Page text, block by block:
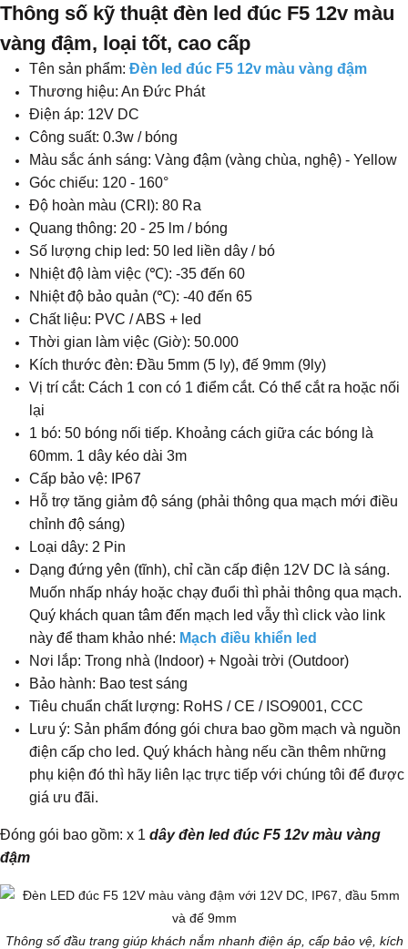
Thông số kỹ thuật đèn led đúc F5 12v màu
vàng đậm, loại tốt, cao cấp
Tên sản phẩm: Đèn led đúc F5 12v màu vàng đậm
Thương hiệu: An Đức Phát
Điện áp: 12V DC
Công suất: 0.3w / bóng
Màu sắc ánh sáng: Vàng đậm (vàng chùa, nghệ) - Yellow
Góc chiếu: 120 - 160°
Độ hoàn màu (CRI): 80 Ra
Quang thông: 20 - 25 lm / bóng
Số lượng chip led: 50 led liền dây / bó
Nhiệt độ làm việc (℃): -35 đến 60
Nhiệt độ bảo quản (℃): -40 đến 65
Chất liệu: PVC / ABS + led
Thời gian làm việc (Giờ): 50.000
Kích thước đèn: Đầu 5mm (5 ly), đế 9mm (9ly)
Vị trí cắt: Cách 1 con có 1 điểm cắt. Có thể cắt ra hoặc nối
lại
1 bó: 50 bóng nối tiếp. Khoảng cách giữa các bóng là
60mm. 1 dây kéo dài 3m
Cấp bảo vệ: IP67
Hỗ trợ tăng giảm độ sáng (phải thông qua mạch mới điều
chỉnh độ sáng)
Loại dây: 2 Pin
Dạng đứng yên (tĩnh), chỉ cần cấp điện 12V DC là sáng.
Muốn nhấp nháy hoặc chạy đuổi thì phải thông qua mạch.
Quý khách quan tâm đến mạch led vẫy thì click vào link
này để tham khảo nhé: Mạch điều khiển led
Nơi lắp: Trong nhà (Indoor) + Ngoài trời (Outdoor)
Bảo hành: Bao test sáng
Tiêu chuẩn chất lượng: RoHS / CE / ISO9001, CCC
Lưu ý: Sản phẩm đóng gói chưa bao gồm mạch và nguồn
điện cấp cho led. Quý khách hàng nếu cần thêm những
phụ kiện đó thì hãy liên lạc trực tiếp với chúng tôi để được
giá ưu đãi.
Đóng gói bao gồm: x 1 dây đèn led đúc F5 12v màu vàng
đậm
Thông số đầu trang giúp khách nắm nhanh điện áp, cấp bảo vệ, kích